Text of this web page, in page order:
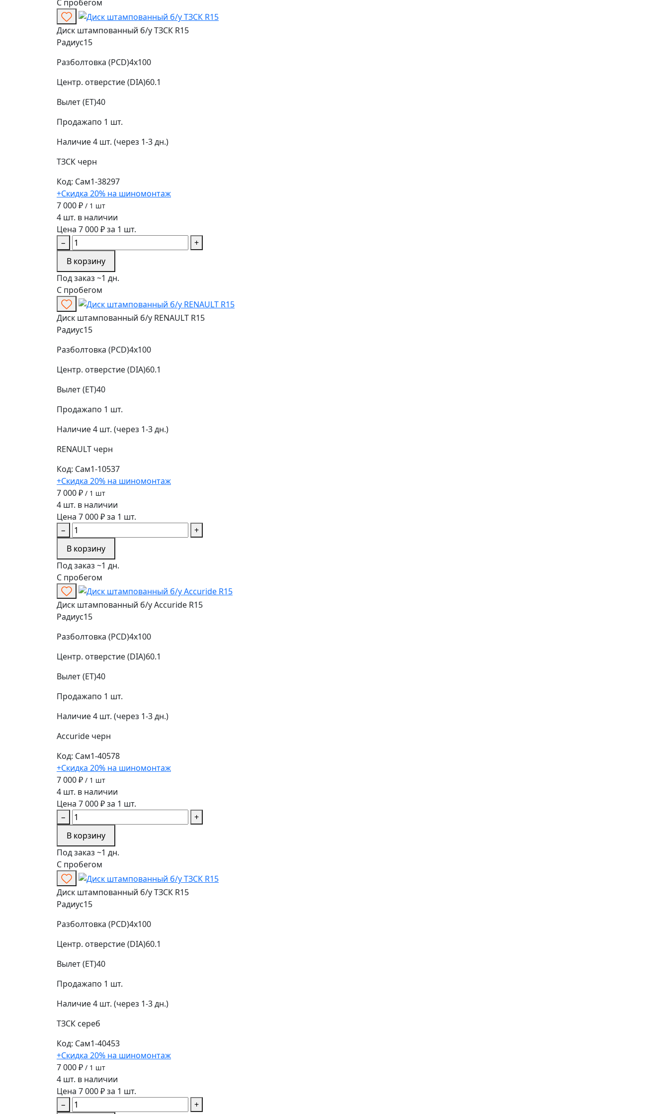
С пробегом
Диск штампованный б/у ТЗСК R15
Радиус15
Разболтовка (PCD)4x100
Центр. отверстие (DIA)60.1
Вылет (ET)40
Продажапо 1 шт.
Наличие4 шт. (через 1-3 дн.)
ТЗСК черн
Код: Сам1-38297
+Скидка 20% на шиномонтаж
7 000 ₽ / 1 шт
4 шт. в наличии
Цена 7 000 ₽ за 1 шт.
−
+
В корзину
Под заказ ~1 дн.
С пробегом
Диск штампованный б/у RENAULT R15
Радиус15
Разболтовка (PCD)4x100
Центр. отверстие (DIA)60.1
Вылет (ET)40
Продажапо 1 шт.
Наличие4 шт. (через 1-3 дн.)
RENAULT черн
Код: Сам1-10537
+Скидка 20% на шиномонтаж
7 000 ₽ / 1 шт
4 шт. в наличии
Цена 7 000 ₽ за 1 шт.
−
+
В корзину
Под заказ ~1 дн.
С пробегом
Диск штампованный б/у Accuride R15
Радиус15
Разболтовка (PCD)4x100
Центр. отверстие (DIA)60.1
Вылет (ET)40
Продажапо 1 шт.
Наличие4 шт. (через 1-3 дн.)
Accuride черн
Код: Сам1-40578
+Скидка 20% на шиномонтаж
7 000 ₽ / 1 шт
4 шт. в наличии
Цена 7 000 ₽ за 1 шт.
−
+
В корзину
Под заказ ~1 дн.
С пробегом
Диск штампованный б/у ТЗСК R15
Радиус15
Разболтовка (PCD)4x100
Центр. отверстие (DIA)60.1
Вылет (ET)40
Продажапо 1 шт.
Наличие4 шт. (через 1-3 дн.)
ТЗСК сереб
Код: Сам1-40453
+Скидка 20% на шиномонтаж
7 000 ₽ / 1 шт
4 шт. в наличии
Цена 7 000 ₽ за 1 шт.
−
+